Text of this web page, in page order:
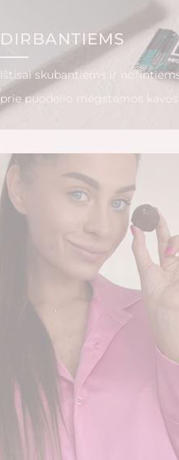
DIRBANTIEMS
Ištisai skubantiems ir
prie puodelio mėgstamos